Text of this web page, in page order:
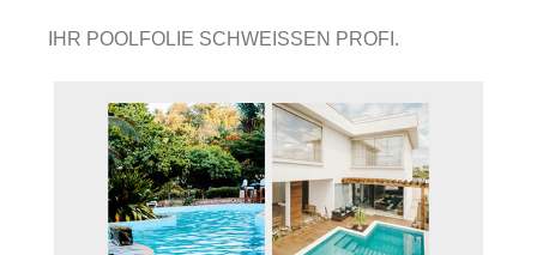
IHR POOLFOLIE SCHWEISSEN PROFI.